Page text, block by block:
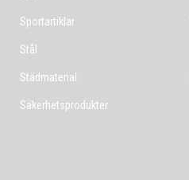
Sportartiklar
Stål
Städmaterial
Säkerhetsprodukter